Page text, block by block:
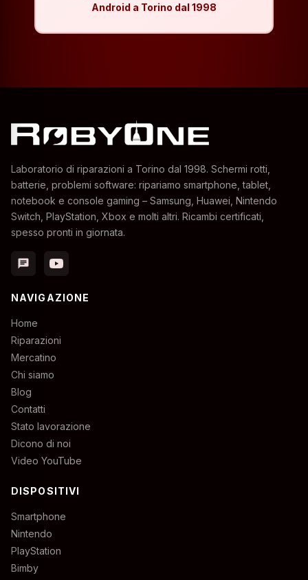
Android a Torino dal 1998
Laboratorio di riparazioni a Torino dal 1998. Schermi rotti,
batterie, problemi software: ripariamo smartphone, tablet,
notebook e console gaming – Samsung, Huawei, Nintendo
Switch, PlayStation, Xbox e molti altri. Ricambi certificati,
spesso pronti in giornata.
chat
NAVIGAZIONE
Home
Riparazioni
Mercatino
Chi siamo
Blog
Contatti
Stato lavorazione
Dicono di noi
Video YouTube
DISPOSITIVI
Smartphone
Nintendo
PlayStation
Bimby